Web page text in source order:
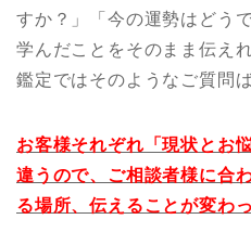
すか？」「今の運勢はどう
学んだことをそのまま伝え
鑑定ではそのようなご質問
お客様それぞれ「現状とお
違うので、ご相談者様に合
る場所、伝えることが変わ